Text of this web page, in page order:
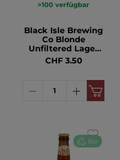
>100 verfügbar
Black Isle Brewing
Co Blonde
Unfiltered Lager
Beer KA 24 x EW
BIO 4.5° 33cl
CHF 3.50
Bio